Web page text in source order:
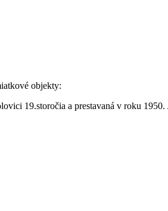
objekty:
19.storočia a prestavaná v roku